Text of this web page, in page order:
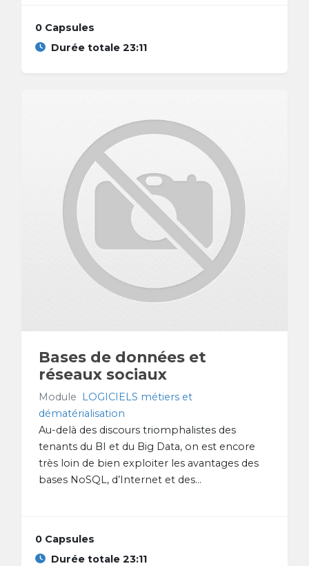
0 Capsules
Durée totale 23:11
Bases de données et
réseaux sociaux
Module
LOGICIELS métiers et
dématérialisation
Au-delà des discours triomphalistes des
tenants du BI et du Big Data, on est encore
très loin de bien exploiter les avantages des
bases NoSQL, d’Internet et des...
0 Capsules
Durée totale 23:11